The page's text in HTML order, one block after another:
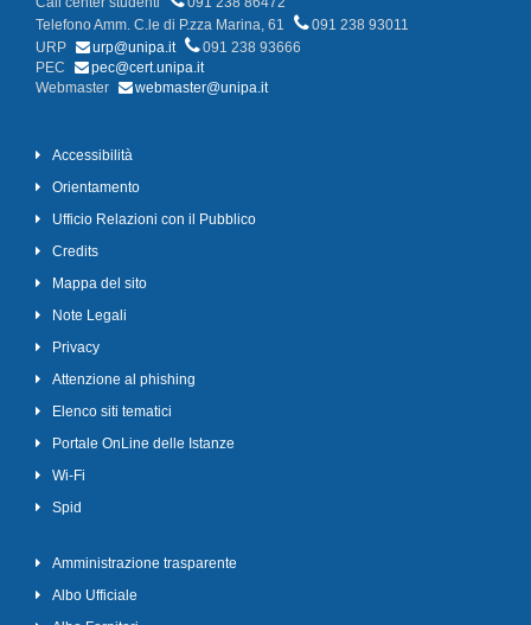
Telefono Amm. C.le di P.zza Marina, 61
091 238 93011
URP
urp@unipa.it
091 238 93666
PEC
pec@cert.unipa.it
Webmaster
webmaster@unipa.it
Accessibilità
Orientamento
Ufficio Relazioni con il Pubblico
Credits
Mappa del sito
Note Legali
Privacy
Attenzione al phishing
Elenco siti tematici
Portale OnLine delle Istanze
Wi-Fi
Spid
Amministrazione trasparente
Albo Ufficiale